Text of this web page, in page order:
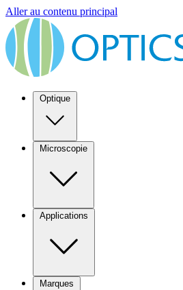
Aller au contenu principal
Optique
Microscopie
Applications
Marques